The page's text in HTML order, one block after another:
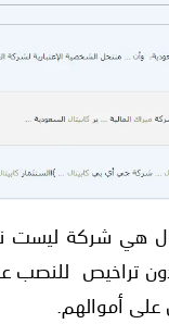
هي شركة ليست
تراخيص للنصب
على أموالهم.